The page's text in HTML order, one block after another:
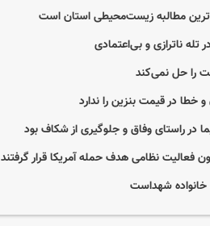
مطالبه زیست‌محیطی استان است
را حل نمی‌کند
خطا در قیمت بنزین را ندارد
راستای وفاق و جلوگیری از شکاف بود
نظامی هدف حمله آمریکا قرار گرفتند
شهداست